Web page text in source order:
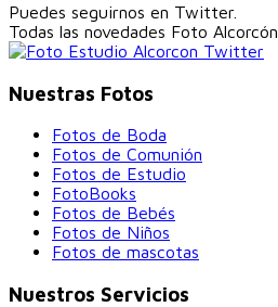
Puedes seguirnos en Twitter.
Todas las novedades Foto Alcorcón
Nuestras Fotos
Fotos de Boda
Fotos de Comunión
Fotos de Estudio
FotoBooks
Fotos de Bebés
Fotos de Niños
Fotos de mascotas
Nuestros Servicios